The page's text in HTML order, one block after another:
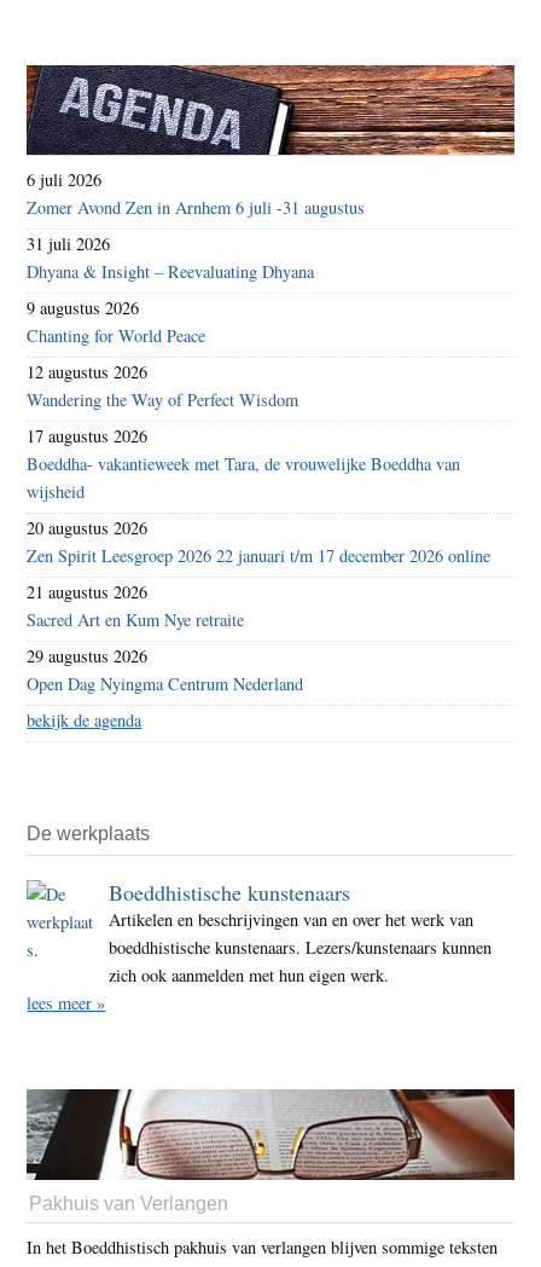
6 juli 2026
Zomer Avond Zen in Arnhem 6 juli -31 augustus
31 juli 2026
Dhyana & Insight – Reevaluating Dhyana
9 augustus 2026
Chanting for World Peace
12 augustus 2026
Wandering the Way of Perfect Wisdom
17 augustus 2026
Boeddha- vakantieweek met Tara, de vrouwelijke Boeddha van
wijsheid
20 augustus 2026
Zen Spirit Leesgroep 2026 22 januari t/m 17 december 2026 online
21 augustus 2026
Sacred Art en Kum Nye retraite
29 augustus 2026
Open Dag Nyingma Centrum Nederland
bekijk de agenda
De werkplaats
Boeddhistische kunstenaars
Artikelen en beschrijvingen van en over het werk van
boeddhistische kunstenaars. Lezers/kunstenaars kunnen
zich ook aanmelden met hun eigen werk.
lees meer »
Pakhuis van Verlangen
In het Boeddhistisch pakhuis van verlangen blijven sommige teksten